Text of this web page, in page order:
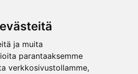
ja muita
parantaaksemme
verkkosivustollamme,